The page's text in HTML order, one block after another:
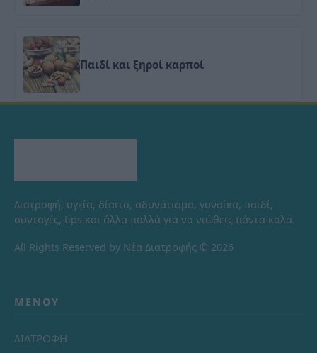
Παιδί και ξηροί καρποί
Διατροφή, υγεία, δίαιτα, αδυνάτισμα, γυναίκα, παιδί,
συνταγές, tips και άλλα πολλά για να νιώθεις πάντα καλά.
All Rights Reserved by Νέα Διατροφής © 2026
ΜΕΝΟΎ
ΔΙΑΤΡΟΦΗ